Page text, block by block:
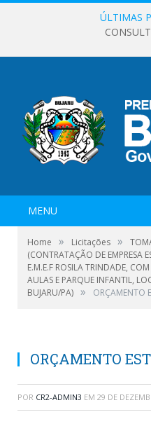
ÚLTIMAS
MENU
Home » Licitações »
(CONTRATAÇÃO DE EMPRESA
E.M.E.F ROSILA TRINDADE,
AULAS E PARQUE INFANTIL,
BUJARU/PA) » ORÇAMENTO
ORÇAMENTO
POR CR2-ADMIN3 EM 29 DE